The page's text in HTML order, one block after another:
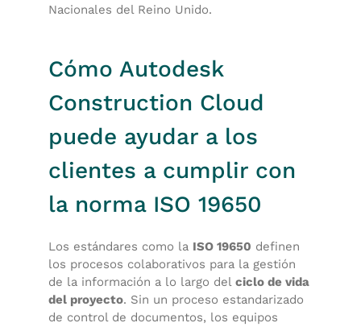
Nacionales del Reino Unido.
Cómo Autodesk
Construction Cloud
puede ayudar a los
clientes a cumplir con
la norma ISO 19650
Los estándares como la ISO 19650 definen
los procesos colaborativos para la gestión
de la información a lo largo del ciclo de vida
del proyecto. Sin un proceso estandarizado
de control de documentos, los equipos